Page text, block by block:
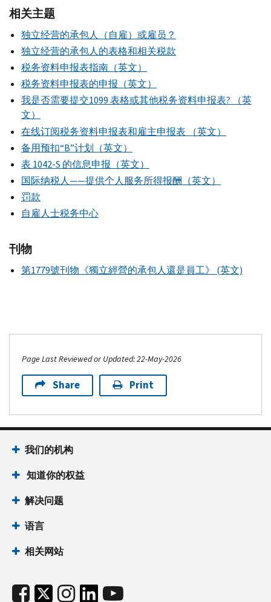
相关主题
独立经营的承包人（自雇）或雇员？
独立经营的承包人的表格和相关税款
税务资料申报表指南（英文）
税务资料申报表的申报（英文）
我是否需要提交1099 表格或其他税务资料申报表? （英
文）
在线订阅税务资料申报表和雇主申报表 （英文）
备用预扣“B”计划（英文）
表 1042-S 的信息申报（英文）
国际纳税人——提供个人服务所得报酬（英文）
罚款
自雇人士税务中心
刊物
第1779號刊物《獨立經營的承包人還是員工》 (英文)
Page Last Reviewed or Updated: 22-May-2026
Share Print
我们的机构
知道你的权益
解决问题
语言
相关网站